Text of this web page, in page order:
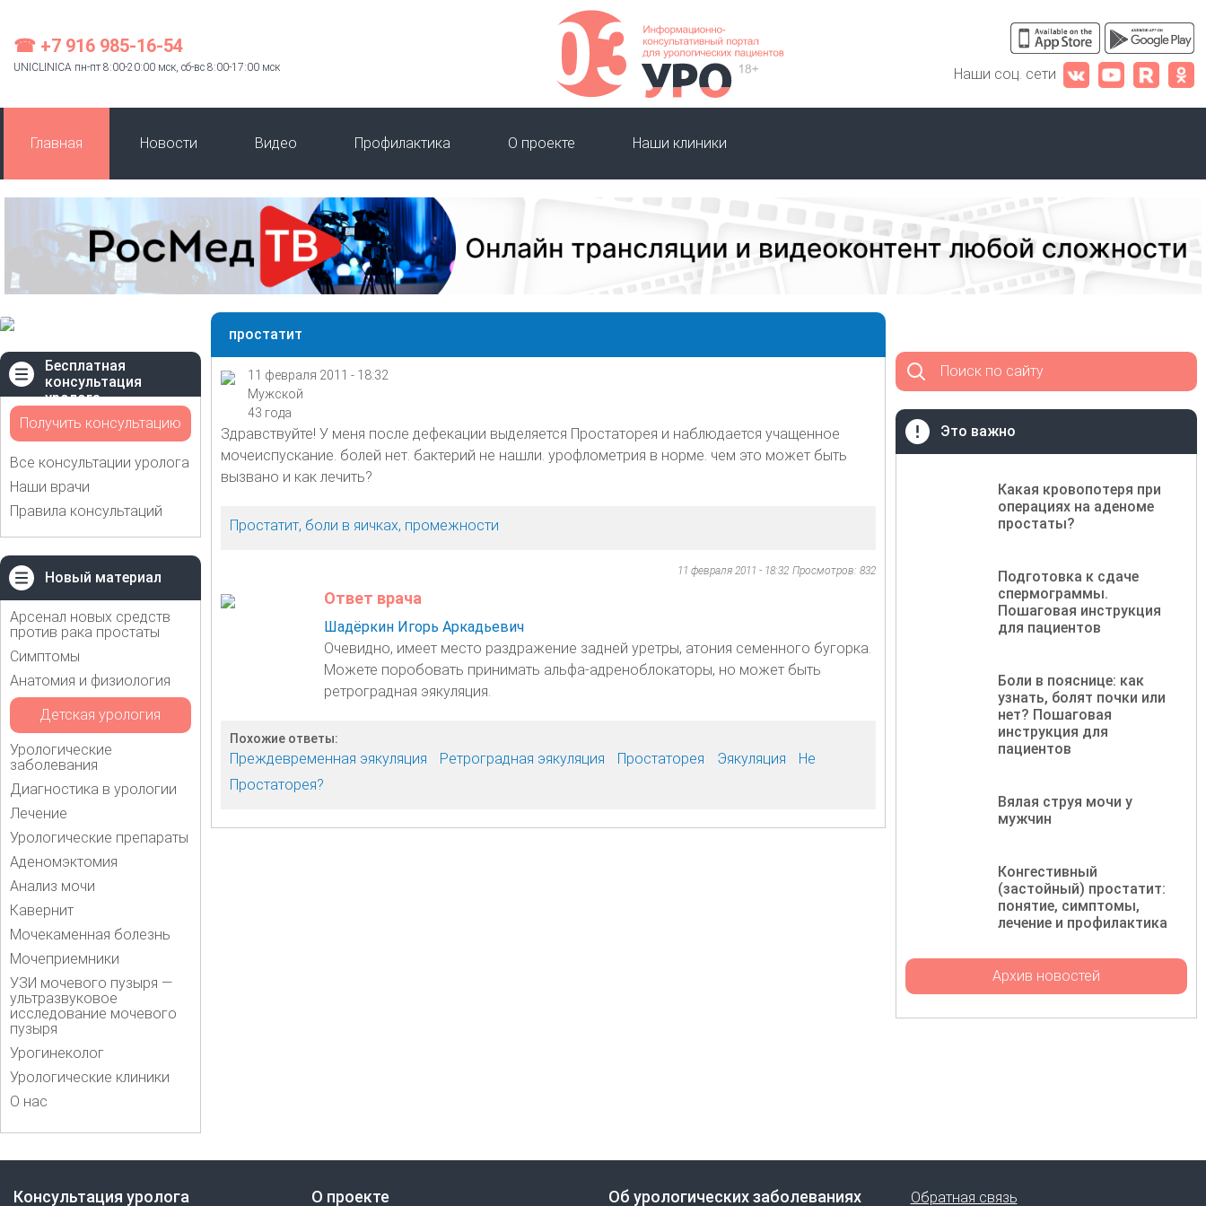
☎ +7 916 985-16-54
UNICLINICA пн-пт 8:00-20:00 мск, сб-вс 8:00-17:00 мск Наши соц. сети
Главная Новости Видео Профилактика О проекте Наши клиники
Бесплатная
консультация
уролога
Получить консультацию
Все консультации уролога
Наши врачи
Правила консультаций
Новый материал
Арсенал новых средств
против рака простаты
Симптомы
Анатомия и физиология
Детская урология
Урологические
заболевания
Диагностика в урологии
Лечение
Урологические препараты
Аденомэктомия
Анализ мочи
Кавернит
Мочекаменная болезнь
Мочеприемники
УЗИ мочевого пузыря —
ультразвуковое
исследование мочевого
пузыря
Урогинеколог
Урологические клиники
О нас
простатит
11 февраля 2011 - 18:32
Мужской
43 года
Здравствуйте! У меня после дефекации выделяется Простаторея и наблюдается учащенное
мочеиспускание. болей нет. бактерий не нашли. урофлометрия в норме. чем это может быть
вызвано и как лечить?
Простатит, боли в яичках, промежности
11 февраля 2011 - 18:32 Просмотров: 832
Ответ врача
Шадёркин Игорь Аркадьевич
Очевидно, имеет место раздражение задней уретры, атония семенного бугорка.
Можете поробовать принимать альфа-адреноблокаторы, но может быть
ретроградная эякуляция.
Похожие ответы:
Преждевременная эякуляция Ретроградная эякуляция Простаторея Эякуляция
Не
Простаторея?
Поиск по сайту
Это важно
Какая кровопотеря при
операциях на аденоме
простаты?
Подготовка к сдаче
спермограммы.
Пошаговая инструкция
для пациентов
Боли в пояснице: как
узнать, болят почки или
нет? Пошаговая
инструкция для
пациентов
Вялая струя мочи у
мужчин
Конгестивный
(застойный) простатит:
понятие, симптомы,
лечение и профилактика
Архив новостей
Консультация уролога О проекте Об урологических заболеваниях Обратная связь